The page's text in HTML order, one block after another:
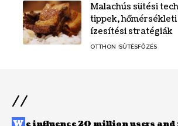
Malachús sütési
tippek,
ízesítési stratégiák
OTTHON SÜTÉSFŐZÉS
//
W